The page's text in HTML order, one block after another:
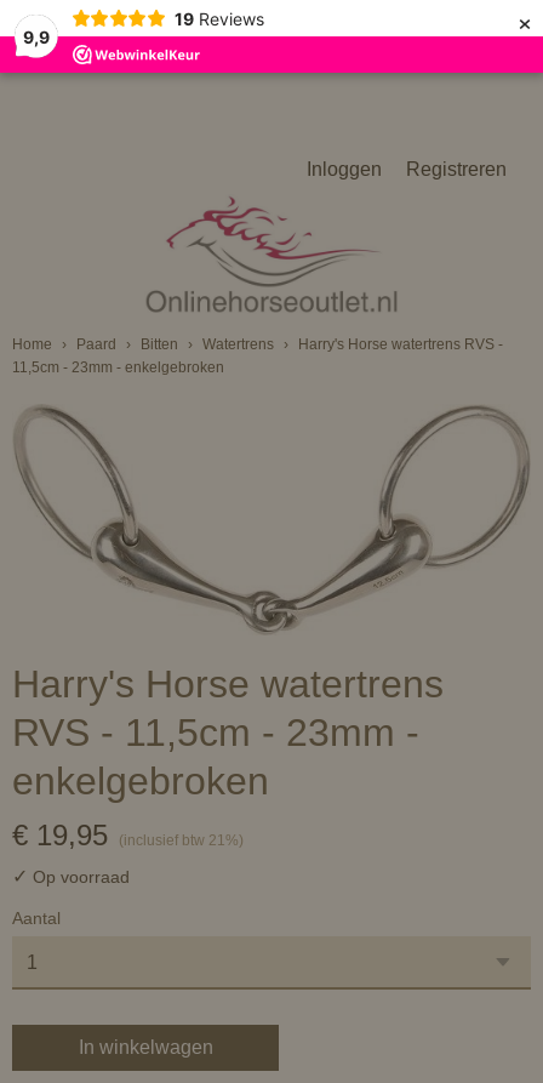
9,9
19 Reviews ×
Inloggen Registreren
Home › Paard › Bitten › Watertrens ›
Harry's Horse watertrens RVS -
11,5cm - 23mm - enkelgebroken
Harry's Horse watertrens
RVS - 11,5cm - 23mm -
enkelgebroken
€ 19,95 (inclusief btw 21%)
✓ Op voorraad
Aantal
In winkelwagen